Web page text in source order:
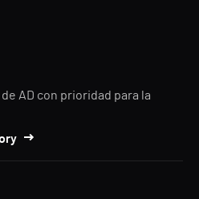
AD con prioridad para la